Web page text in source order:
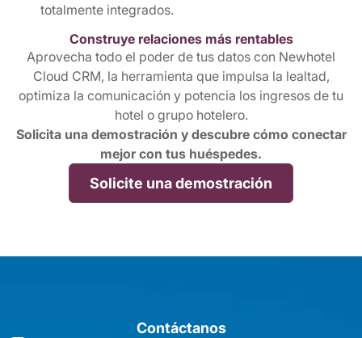
totalmente integrados.
Construye relaciones más rentables
Aprovecha todo el poder de tus datos con Newhotel
Cloud CRM, la herramienta que impulsa la lealtad,
optimiza la comunicación y potencia los ingresos de tu
hotel o grupo hotelero.
Solicita una demostración y descubre cómo conectar
mejor con tus huéspedes.
Solicite una demostración
Contáctanos